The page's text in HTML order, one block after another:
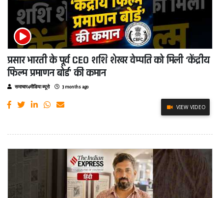
प्रसार भारती के पूर्व CEO शशि शेखर वेम्पति को मिली ‘केंद्रीय
फिल्म प्रमाणन बोर्ड’ की कमान
समाचार4मीडिया ब्यूरो 3 months ago
VIEW VIDEO